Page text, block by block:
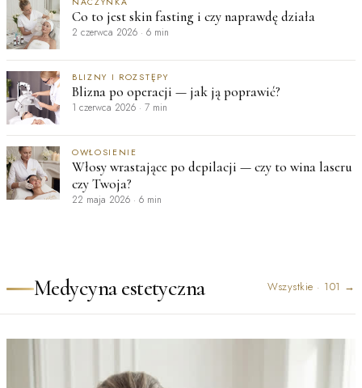
Co to jest skin fasting i czy naprawdę działa
2 czerwca 2026 · 6 min
BLIZNY I ROZSTĘPY
Blizna po operacji — jak ją poprawić?
1 czerwca 2026 · 7 min
OWŁOSIENIE
Włosy wrastające po depilacji — czy to wina laseru
czy Twoja?
22 maja 2026 · 6 min
Medycyna estetyczna Wszystkie · 101 →